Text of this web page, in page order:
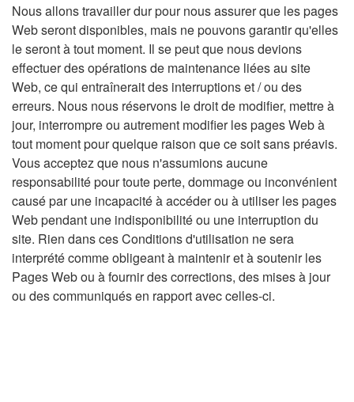
Nous allons travailler dur pour nous assurer que les pages
Web seront disponibles, mais ne pouvons garantir qu'elles
le seront à tout moment. Il se peut que nous devions
effectuer des opérations de maintenance liées au site
Web, ce qui entraînerait des interruptions et / ou des
erreurs. Nous nous réservons le droit de modifier, mettre à
jour, interrompre ou autrement modifier les pages Web à
tout moment pour quelque raison que ce soit sans préavis.
Vous acceptez que nous n'assumions aucune
responsabilité pour toute perte, dommage ou inconvénient
causé par une incapacité à accéder ou à utiliser les pages
Web pendant une indisponibilité ou une interruption du
site. Rien dans ces Conditions d'utilisation ne sera
interprété comme obligeant à maintenir et à soutenir les
Pages Web ou à fournir des corrections, des mises à jour
ou des communiqués en rapport avec celles-ci.